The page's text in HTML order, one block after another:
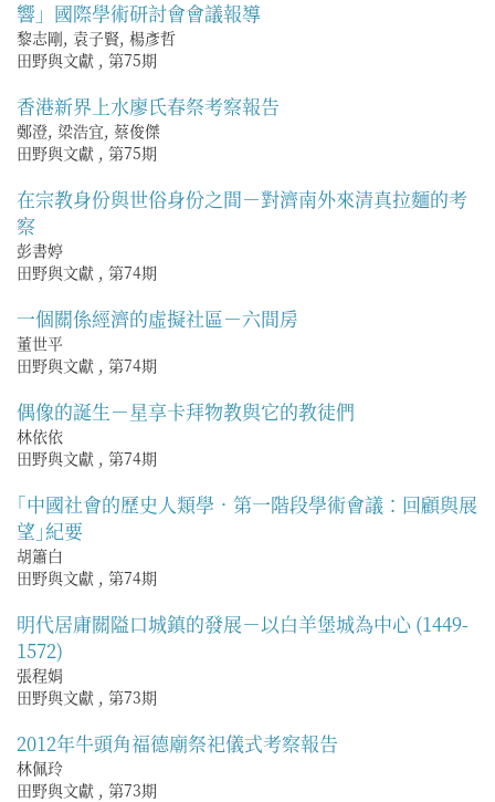
響」國際學術研討會會議報導
黎志剛, 袁子賢, 楊彥哲
田野與文獻 , 第75期
香港新界上水廖氏春祭考察報告
鄭澄, 梁浩宜, 蔡俊傑
田野與文獻 , 第75期
在宗教身份與世俗身份之間－對濟南外來清真拉麵的考
察
彭書婷
田野與文獻 , 第74期
一個關係經濟的虛擬社區－六間房
董世平
田野與文獻 , 第74期
偶像的誕生－星享卡拜物教與它的教徒們
林依依
田野與文獻 , 第74期
｢中國社會的歷史人類學．第一階段學術會議：回顧與展
望｣紀要
胡簫白
田野與文獻 , 第74期
明代居庸關隘口城鎮的發展－以白羊堡城為中心 (1449-
1572)
張程娟
田野與文獻 , 第73期
2012年牛頭角福德廟祭祀儀式考察報告
林佩玲
田野與文獻 , 第73期